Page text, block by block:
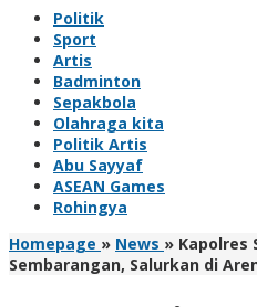
Politik
Sport
Artis
Badminton
Sepakbola
Olahraga kita
Politik Artis
Abu Sayyaf
ASEAN Games
Rohingya
Homepage » News » Kapolres
Sembarangan, Salurkan di